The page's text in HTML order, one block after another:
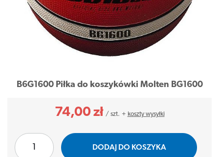
B6G1600 Piłka do koszykówki Molten BG1600
74,00 zł / szt. + koszty wysyłki
DODAJ DO KOSZYKA